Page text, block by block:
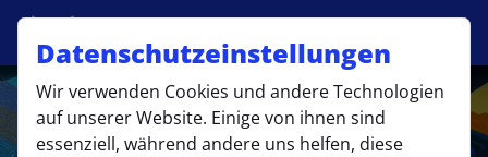
Datenschutzeinstellungen
Wir verwenden Cookies und andere Technologien
auf unserer Website. Einige von ihnen sind
essenziell, während andere uns helfen, diese